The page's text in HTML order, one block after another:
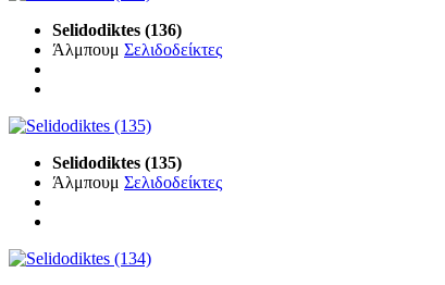
Selidodiktes (136)
Άλμπουμ Σελιδοδείκτες
Selidodiktes (135)
Άλμπουμ Σελιδοδείκτες